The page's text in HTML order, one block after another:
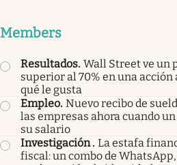
Members
Resultados. Wall Street ve un
superior al 70% en una
qué le gusta
Empleo. Nuevo recibo de
las empresas ahora cuando
su salario
Investigación. La estafa
fiscal: un combo de WhatsApp,